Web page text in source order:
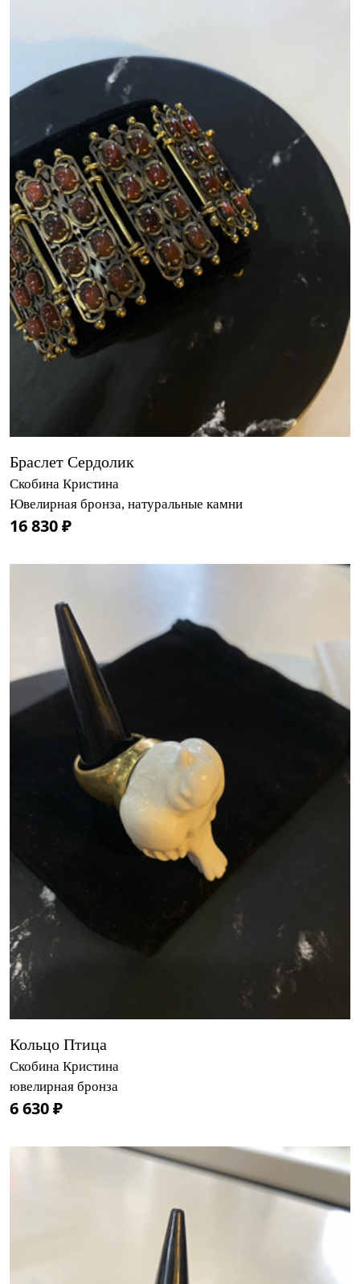
Браслет Сердолик
Скобина Кристина
Ювелирная бронза, натуральные камни
16 830 ₽
Кольцо Птица
Скобина Кристина
ювелирная бронза
6 630 ₽